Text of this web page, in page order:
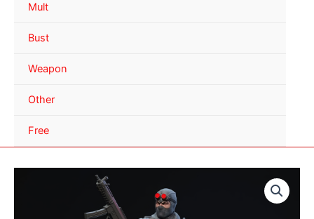
Mult
Bust
Weapon
Other
Free